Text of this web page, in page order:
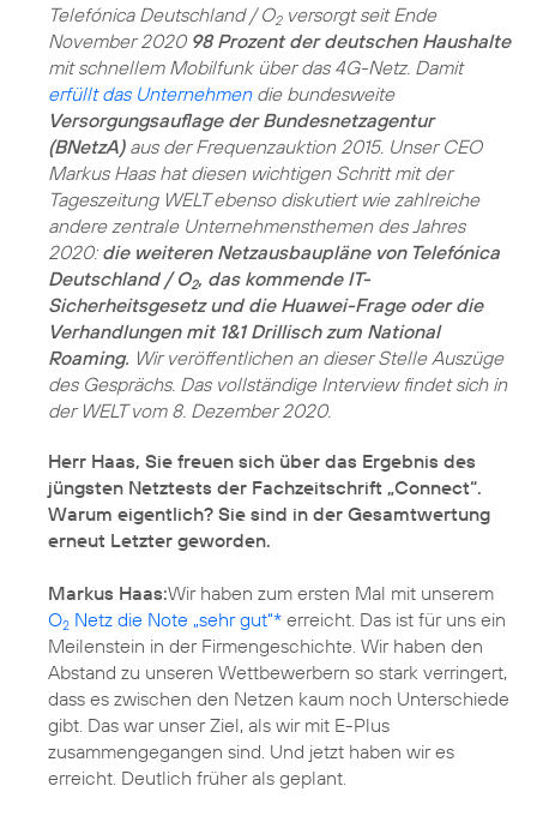
Telefónica Deutschland / O2versorgt seit Ende
November 2020 98 Prozent der deutschen Haushalte
mit schnellem Mobilfunk über das 4G-Netz. Damit
erfüllt das Unternehmendie bundesweite
Versorgungsauflage der Bundesnetzagentur
(BNetzA)aus der Frequenzauktion 2015. Unser CEO
Markus Haas hat diesen wichtigen Schritt mit der
Tageszeitung WELT ebenso diskutiert wie zahlreiche
andere zentrale Unternehmensthemen des Jahres
2020: die weiteren Netzausbaupläne von Telefónica
Deutschland / O2, das kommende IT-
Sicherheitsgesetz und die Huawei-Frage oder die
Verhandlungen mit 1&1 Drillisch zum National
Roaming. Wir veröffentlichen an dieser Stelle Auszüge
des Gesprächs. Das vollständige Interview findet sich in
der WELT vom 8. Dezember 2020.
Herr Haas, Sie freuen sich über das Ergebnis des
jüngsten Netztests der Fachzeitschrift „Connect“.
Warum eigentlich? Sie sind in der Gesamtwertung
erneut Letzter geworden.
Markus Haas:Wir haben zum ersten Mal mit unserem
O2 Netz die Note „sehr gut“* erreicht. Das ist für uns ein
Meilenstein in der Firmengeschichte. Wir haben den
Abstand zu unseren Wettbewerbern so stark verringert,
dass es zwischen den Netzen kaum noch Unterschiede
gibt. Das war unser Ziel, als wir mit E-Plus
zusammengegangen sind. Und jetzt haben wir es